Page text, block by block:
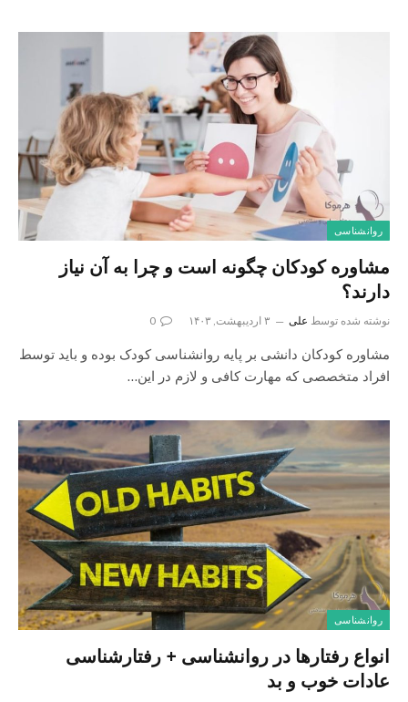
روانشناسی
مشاوره کودکان چگونه است و چرا به آن نیاز
دارند؟
نوشته شده توسط علی ۳ اردیبهشت, ۱۴۰۳ 0
مشاوره کودکان دانشی بر پایه روانشناسی کودک بوده و باید توسط
افراد متخصصی که مهارت کافی و لازم در این…
روانشناسی
انواع رفتارها در روانشناسی + رفتارشناسی
عادات خوب و بد